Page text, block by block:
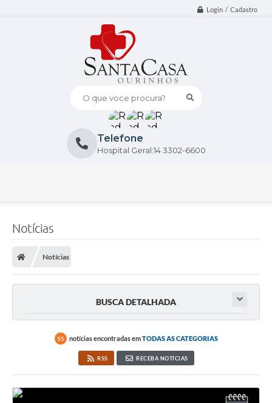
Login / Cadastro
O que voce procura?
Telefone
Hospital Geral:14 3302-6600
Notícias
Notícias
BUSCA DETALHADA
55 notícias encontradas emTODAS AS CATEGORIAS
RSS RECEBA NOTÍCIAS